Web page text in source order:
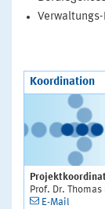
Koordination
Prof. Dr. Thomas
E-Mail